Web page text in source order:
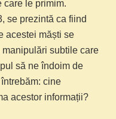
care le primim.
se prezintă ca fiind
acestei măști se
subtile care
să ne îndoim de
cine
acestor informații?